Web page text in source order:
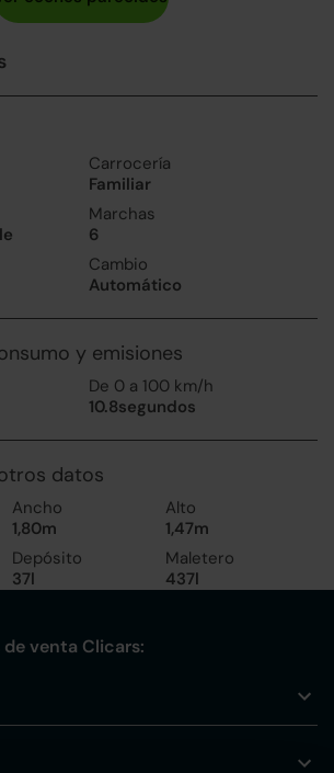
Carrocería
Familiar
Marchas
6
Cambio
Automático
y emisiones
De 0 a 100 km/h
10.8segundos
datos
Ancho
1,80m
Alto
1,47m
Depósito
37l
Maletero
437l
venta Clicars: